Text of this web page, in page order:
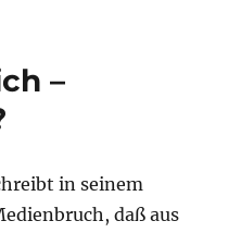
–
in seinem
daß aus